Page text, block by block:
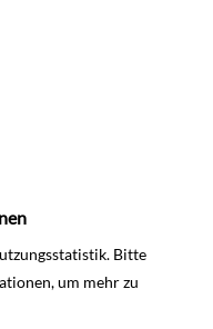
Bitte
, um mehr zu